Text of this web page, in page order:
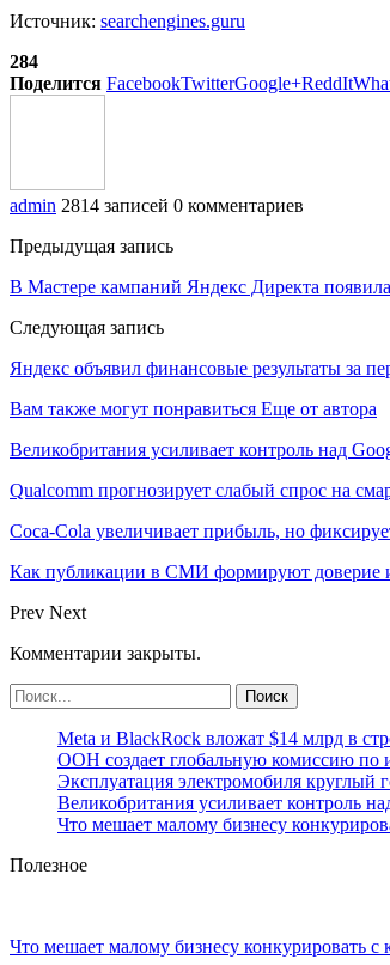
Источник: searchengines.guru
284
Поделится FacebookTwitterGoogle+ReddIt
admin 2814 записей 0 комментариев
Предыдущая запись
В Мастере кампаний Яндекс Директа
Следующая запись
Яндекс объявил финансовые результаты за
Вам также могут понравиться Еще от автора
Великобритания усиливает контроль над
Qualcomm прогнозирует слабый спрос на
Coca-Cola увеличивает прибыль, но
Как публикации в СМИ формируют доверие
Prev Next
Комментарии закрыты.
Meta и BlackRock вложат $14 млрд в
ООН создает глобальную комиссию по
Эксплуатация электромобиля круглый
Великобритания усиливает контроль
Что мешает малому бизнесу
Полезное
Что мешает малому бизнесу конкурировать